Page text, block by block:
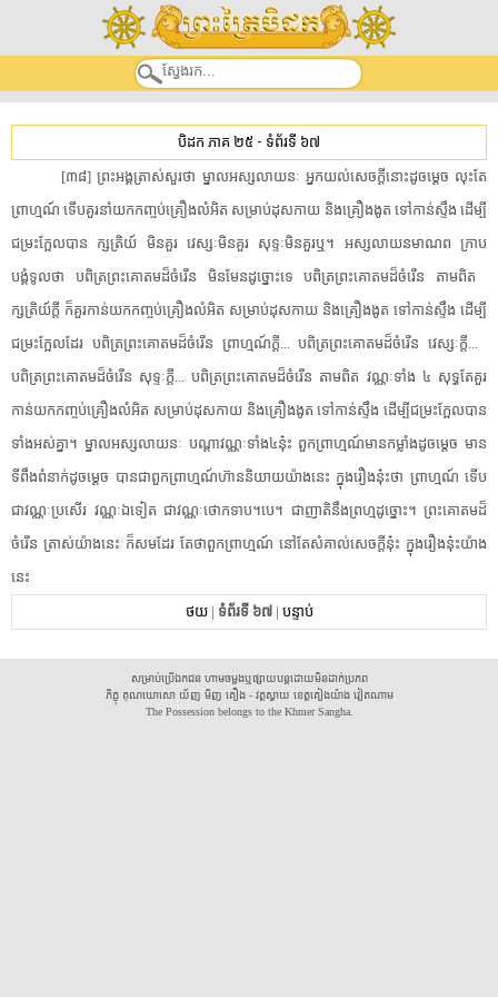
បិដក ភាគ ២៥ - ទំព័រទី ៦៧
​[​៣៨​]​ ​ព្រះអង្គ​ត្រាស់​សួរ​ថា​ ​ម្នាល​អស្ស​លាយ​នៈ​ ​អ្នក​យល់​សេចក្តី​នោះ​ដូចម្តេច​ ​លុះតែ​
ព្រាហ្មណ៍​ ​ទើប​គួរ​នាំ​យក​កញ្ចប់​គ្រឿង​លំអិត​ ​សម្រាប់​ដុស​កាយ​ ​និង​គ្រឿង​ងូត​ ​ទៅកាន់​ស្ទឹង​ ​ដើម្បី​
ជម្រះ​ក្អែល​បាន​ ​ក្សត្រិយ៍​ ​មិន​គួរ​ ​វេស្សៈ​មិន​គួរ​ ​សុទ្ទៈ​មិន​គួរ​ឬ​។​ ​អស្ស​លាយន​មាណព​ ​ក្រាប
បង្គំទូល​ថា​ ​បពិត្រ​ព្រះ​គោតម​ដ៏​ចំរើន​ ​មិនមែន​ដូច្នោះ​ទេ​ ​បពិត្រ​ព្រះ​គោតម​ដ៏​ចំរើន​ ​តាមពិត​ ​
ក្សត្រិយ៍​ក្តី​ ​ក៏​គួរ​កាន់​យក​កញ្ចប់​គ្រឿង​លំអិត​ ​សម្រាប់​ដុស​កាយ​ ​និង​គ្រឿង​ងូត​ ​ទៅកាន់​ស្ទឹង​ ​ដើម្បី​
ជម្រះ​ក្អែល​ដែរ​ ​បពិត្រ​ព្រះ​គោតម​ដ៏​ចំរើន​ ​ព្រាហ្មណ៍​ក្តី​.​.​.​ ​បពិត្រ​ព្រះ​គោតម​ដ៏​ចំរើន​ ​វេស្សៈ​ក្តី​.​.​.​ ​
បពិត្រ​ព្រះ​គោតម​ដ៏​ចំរើន​ ​សុទ្ទៈ​ក្តី​.​.​.​ ​បពិត្រ​ព្រះ​គោតម​ដ៏​ចំរើន​ ​តាមពិត​ ​វណ្ណៈ​ទាំង​ ​៤​ ​សុទ្ធតែ​គួរ​
កាន់​យក​កញ្ចប់​គ្រឿង​លំអិត​ ​សម្រាប់​ដុស​កាយ​ ​និង​គ្រឿង​ងូត​ ​ទៅកាន់​ស្ទឹង​ ​ដើម្បី​ជម្រះ​ក្អែល​បាន​
ទាំងអស់គ្នា​។​ ​ម្នាល​អស្ស​លាយ​នៈ​ ​បណ្តា​វណ្ណៈ​ទាំង៤នុ៎ះ​ ​ពួក​ព្រាហ្មណ៍​មាន​កម្លាំង​ដូចម្តេច​ ​មាន​
ទីពឹង​ពំនាក់​ដូចម្តេច​ ​បាន​ជាពួក​ព្រាហ្មណ៍​ហ៊ាន​និយាយ​យ៉ាងនេះ​ ​ក្នុង​រឿង​នុ៎ះ​ថា​ ​ព្រាហ្មណ៍​ ​ទើប​
ជា​វណ្ណៈ​ប្រសើរ​ ​វណ្ណៈ​ឯទៀត​ ​ជា​វណ្ណៈ​ថោកទាប​។​បេ​។​ ​ជា​ញាតិ​នឹង​ព្រហ្ម​ដូច្នោះ​។​ ​ព្រះ​គោតម​ដ៏​
ចំរើន​ ​ត្រាស់​យ៉ាងនេះ​ ​ក៏​សម​ដែរ​ ​តែថា​ពួក​ព្រាហ្មណ៍​ ​នៅតែ​សំគាល់​សេចក្តី​នុ៎ះ​ ​ក្នុង​រឿង​នុ៎ះ​យ៉ាង
នេះ​
ថយ| ទំព័រទី ៦៧| បន្ទាប់
សម្រាប់ប្រើឯកជន ហាមចម្លងឬផ្សាយបន្តដោយមិនដាក់ប្រភព
ភិក្ខុ គុណឃោសោ យ័ញ មិញ គឿង - វត្តស្វាយ ខេត្តគៀងយ៉ាង វៀតណាម
The Possession belongs to the Khmer Sangha.